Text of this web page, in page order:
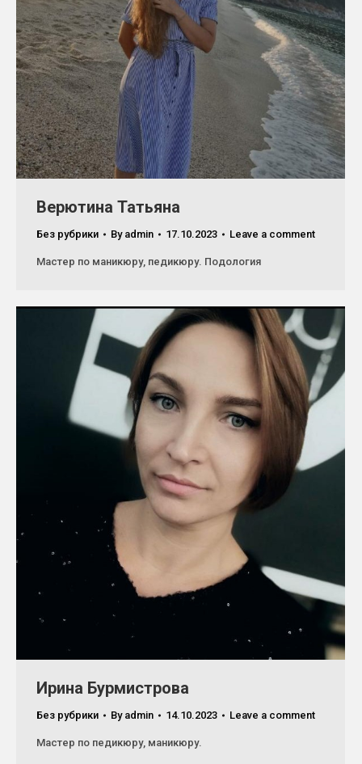
Верютина Татьяна
Без рубрики By admin 17.10.2023 Leave a comment
Мастер по маникюру, педикюру. Подология
Ирина Бурмистрова
Без рубрики By admin 14.10.2023 Leave a comment
Мастер по педикюру, маникюру.